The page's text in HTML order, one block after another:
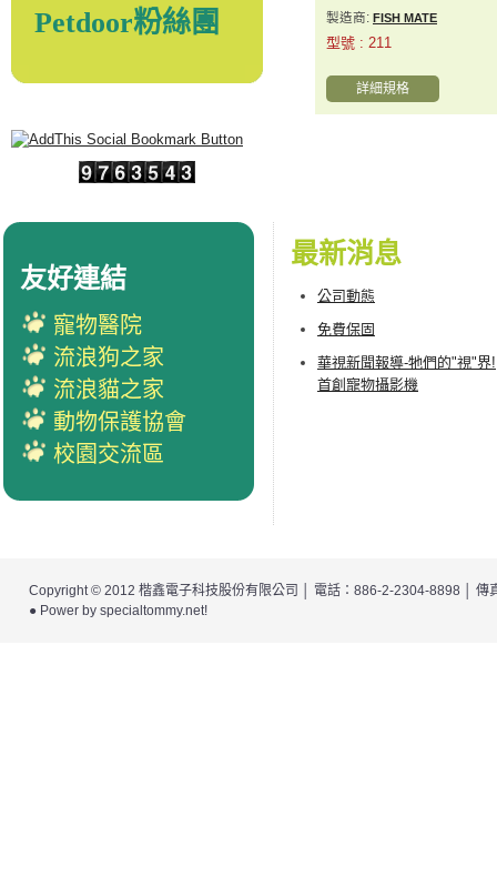
Petdoor粉絲團 製造商: FISH MATE
型號 : 211
詳細規格
最新消息
公司動態
免費保固
華視新聞報導-牠們的"視"界!
首創寵物攝影機
友好連結
寵物醫院
流浪狗之家
流浪貓之家
動物保護協會
校園交流區
Copyright © 2012 楷鑫電子科技股份有限公司
│ 電話：886-2-2304-8898 │
● Power by specialtommy.net!